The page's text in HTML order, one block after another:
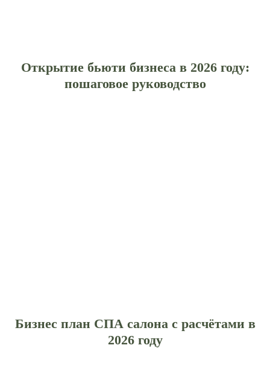
Открытие бьюти бизнеса в 2026 году:
пошаговое руководство
Бизнес план СПА салона с расчётами в
2026 году